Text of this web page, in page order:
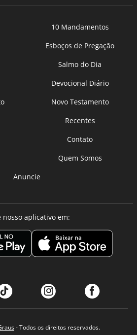
10 Mandamentos
Esboços de Pregação
Salmo do Dia
Devocional Diário
Novo Testamento
Recentes
Contato
Quem Somos
Anuncie
nosso aplicativo em:
- Todos os direitos reservados.